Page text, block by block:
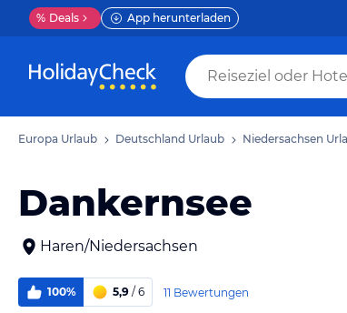
% Deals App herunterladen
Europa Urlaub Deutschland Urlaub Niedersachsen
Dankernsee
Haren/Niedersachsen
100% 5,9 / 6 11 Bewertungen